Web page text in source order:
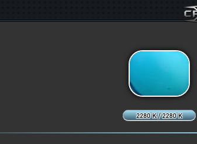
2280 K / 2280 K